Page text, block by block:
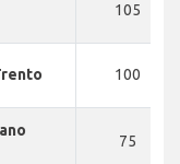
105
100
75